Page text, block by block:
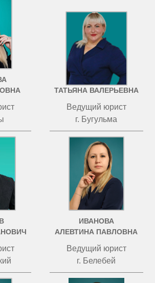
ЧИСТОВА
ТАТЬЯНА ВАЛЕРЬЕВНА
Ведущий юрист
г. Бугульма
ИВАНОВА
АЛЕВТИНА ПАВЛОВНА
Ведущий юрист
г. Белебей